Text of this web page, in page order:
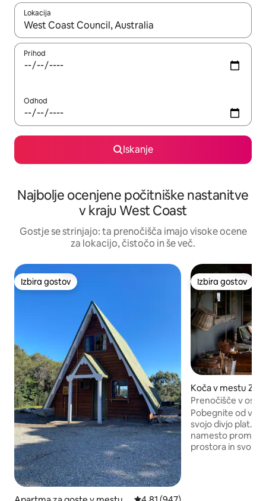
Lokacija
Ko so rezultati na voljo, krmarite s puščičnima tipkama gor in
Prihod
Odhod
Iskanje
Najbolje ocenjene počitniške nastanitve
v kraju West Coast
Gostje se strinjajo: ta prenočišča imajo visoke ocene
za lokacijo, čistočo in še več.
Izbira gostov
Izbira gostov Izbira gostov
Izbira gostov
Koča v mestu
Prenočišče v
Prospector
Pobegnite od
svojo divjo plat. Sanjate o tem, da bi
namesto
prostora in